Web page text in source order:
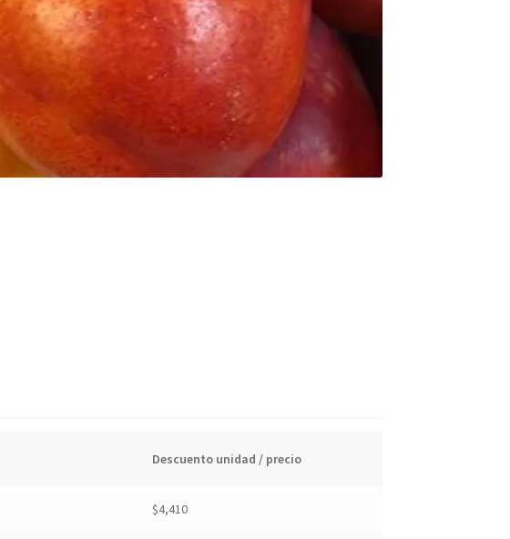
Descuento unidad / precio
$4,410